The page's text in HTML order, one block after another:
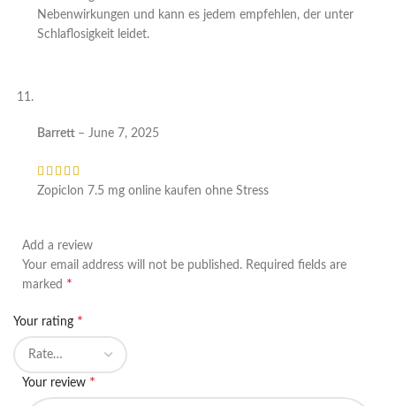
Nebenwirkungen und kann es jedem empfehlen, der unter
Schlaflosigkeit leidet.
Barrett – June 7, 2025
Zopiclon 7.5 mg online kaufen ohne Stress
Add a review
Your email address will not be published. Required fields are
marked *
Your rating *
Your review *